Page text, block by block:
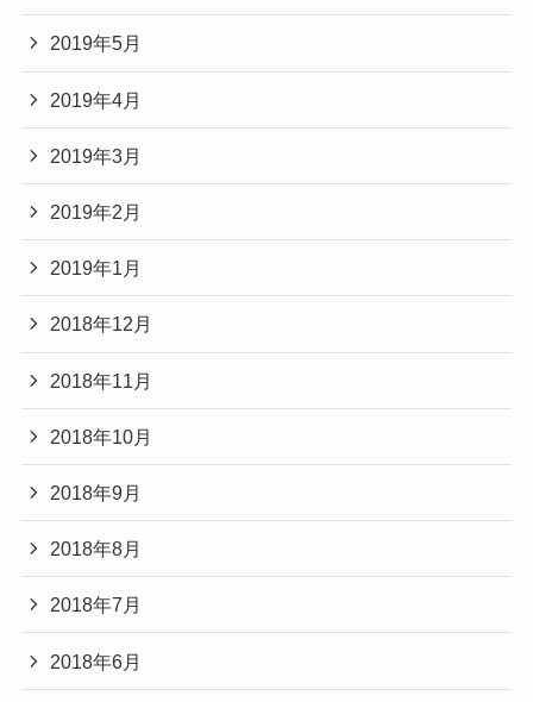
2019年5月
2019年4月
2019年3月
2019年2月
2019年1月
2018年12月
2018年11月
2018年10月
2018年9月
2018年8月
2018年7月
2018年6月